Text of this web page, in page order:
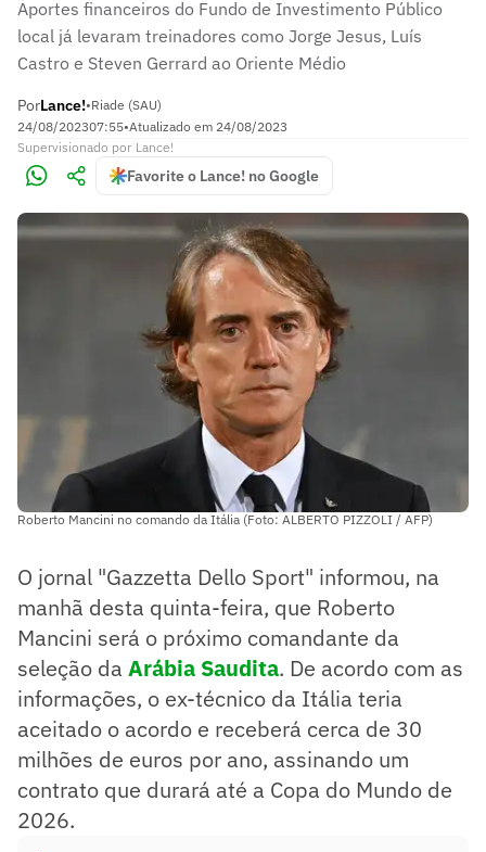
Aportes financeiros do Fundo de Investimento Público
local já levaram treinadores como Jorge Jesus, Luís
Castro e Steven Gerrard ao Oriente Médio
PorLance!•Riade (SAU)
24/08/202307:55•Atualizado em 24/08/2023
Supervisionado por Lance!
Favorite o Lance! no Google
Roberto Mancini no comando da Itália (Foto: ALBERTO PIZZOLI / AFP)
O jornal "Gazzetta Dello Sport" informou, na
manhã desta quinta-feira, que Roberto
Mancini será o próximo comandante da
seleção da Arábia Saudita. De acordo com as
informações, o ex-técnico da Itália teria
aceitado o acordo e receberá cerca de 30
milhões de euros por ano, assinando um
contrato que durará até a Copa do Mundo de
2026.